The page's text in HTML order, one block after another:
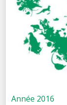
Année 2016